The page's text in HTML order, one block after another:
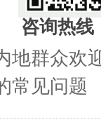
咨询热线
地群众欢
常见问题